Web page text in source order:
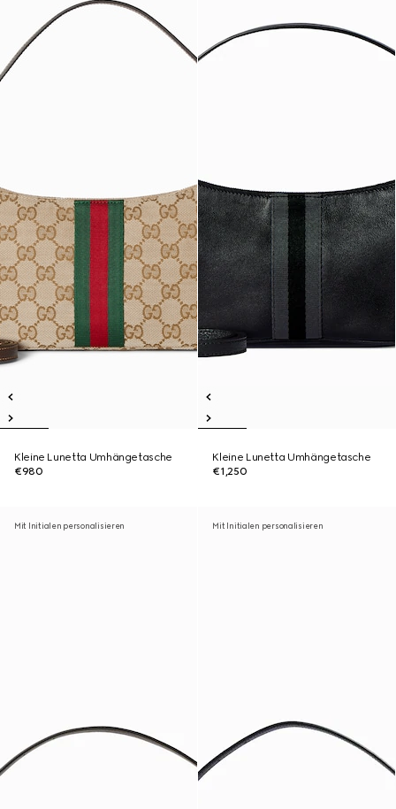
Kleine Lunetta Umhängetasche
€980
Kleine Lunetta Umhängetasche
€1,250
Mit Initialen personalisieren Mit Initialen personalisieren